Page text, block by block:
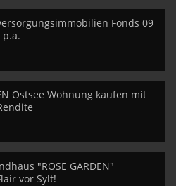
Fonds 09
Ostsee Wohnung kaufen mit
"ROSE GARDEN"
vor Sylt!